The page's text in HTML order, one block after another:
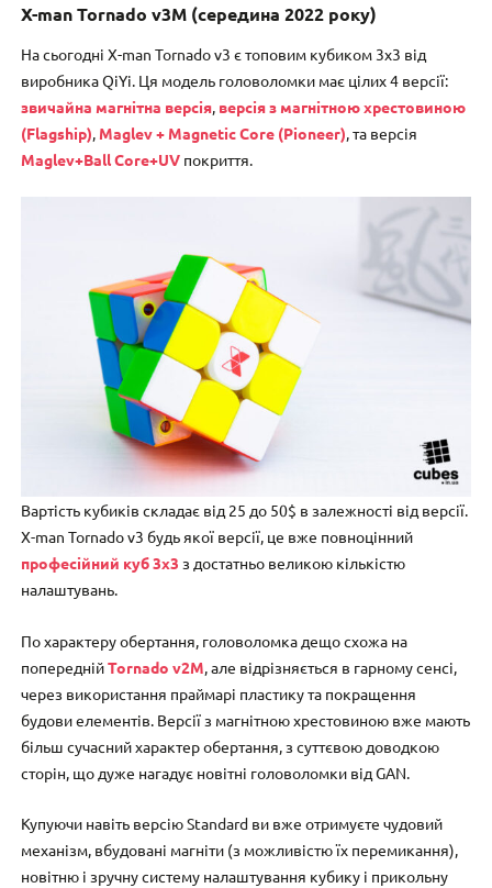
X-man Tornado v3M (середина 2022 року)
На сьогодні X-man Tornado v3 є топовим кубиком 3х3 від
виробника QiYi. Ця модель головоломки має цілих 4 версії:
звичайна магнітна версія, версія з магнітною хрестовиною
(Flagship), Maglev + Magnetic Core (Pioneer), та версія
Maglev+Ball Core+UV покриття.
Вартість кубиків складає від 25 до 50$ в залежності від версії.
X-man Tornado v3 будь якої версії, це вже повноцінний
професійний куб 3х3 з достатньо великою кількістю
налаштувань.
По характеру обертання, головоломка дещо схожа на
попереднійTornado v2M, але відрізняється в гарному сенсі,
через використання праймарі пластику та покращення
будови елементів. Версії з магнітною хрестовиною вже мають
більш сучасний характер обертання, з суттєвою доводкою
сторін, що дуже нагадує новітні головоломки від GAN.
Купуючи навіть версію Standard ви вже отримуєте чудовий
механізм, вбудовані магніти (з можливістю їх перемикання),
новітню і зручну систему налаштування кубику і прикольну